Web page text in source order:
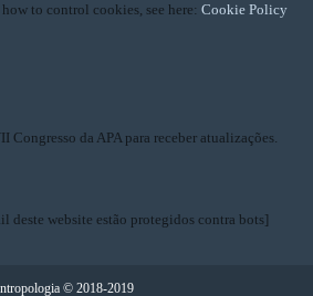
to control cookies, see here: Cookie Policy
Congresso da APA para receber atualizações.
deste website estão protegidos contra bots]
© 2018-2019